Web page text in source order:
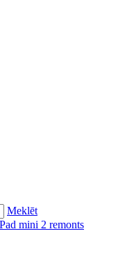
Meklēt
mini 2 remonts